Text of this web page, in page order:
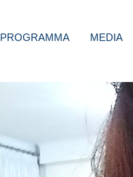
PROGRAMMA MEDIA